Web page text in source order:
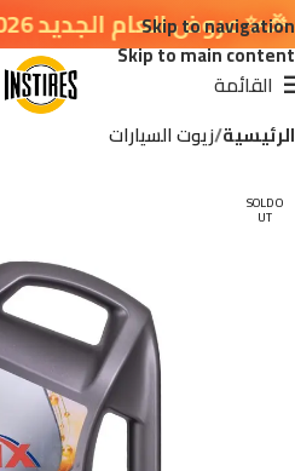
Skip to navigation
Skip to main content
القائمة
الرئيسية زيوت السيارات
SOLD O
UT
الجديد 2026 ✨🎁 خصومات إضافية في سلة التسوق 🔥